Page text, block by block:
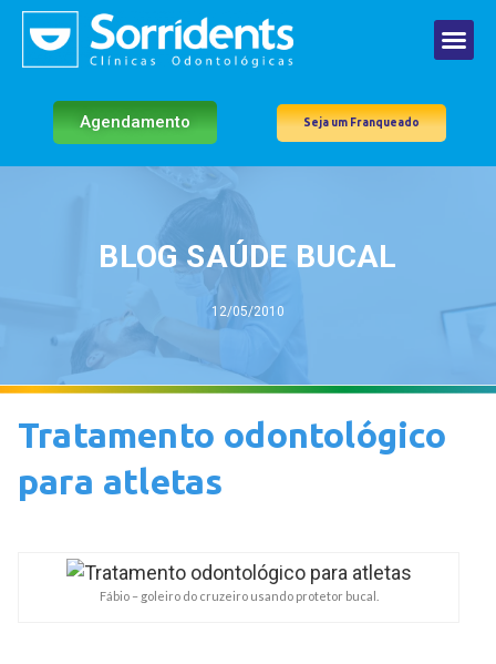
Agendamento Seja um Franqueado
BLOG SAÚDE BUCAL
12/05/2010
Tratamento odontológico
para atletas
Fábio – goleiro do cruzeiro usando protetor bucal.